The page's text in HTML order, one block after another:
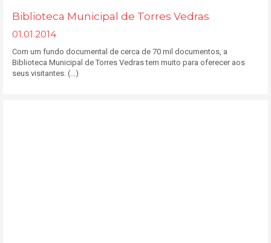
Biblioteca Municipal de Torres Vedras
01.01.2014
Com um fundo documental de cerca de 70 mil documentos, a
Biblioteca Municipal de Torres Vedras tem muito para oferecer aos
seus visitantes. (...)